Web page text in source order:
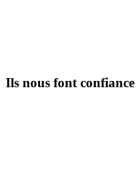
Ils nous font confiance